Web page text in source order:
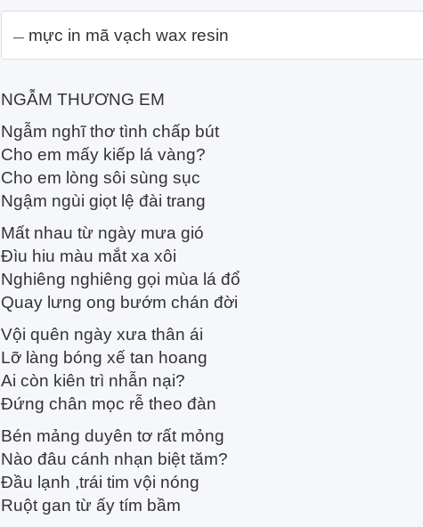
mực in mã vạch wax resin
NGẪM THƯƠNG EM
Ngẫm nghĩ thơ tình chấp bút
Cho em mấy kiếp lá vàng?
Cho em lòng sôi sùng sục
Ngậm ngùi giọt lệ đài trang
Mất nhau từ ngày mưa gió
Đìu hiu màu mắt xa xôi
Nghiêng nghiêng gọi mùa lá đổ
Quay lưng ong bướm chán đời
Vội quên ngày xưa thân ái
Lỡ làng bóng xế tan hoang
Ai còn kiên trì nhẫn nại?
Đứng chân mọc rễ theo đàn
Bén mảng duyên tơ rất mỏng
Nào đâu cánh nhạn biệt tăm?
Đầu lạnh ,trái tim vội nóng
Ruột gan từ ấy tím bầm